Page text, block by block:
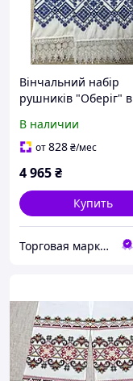
Вінчальний набір
рушників "Оберіг" в
(4 рушники)
В наличии
от828₴/мес
4 965₴
Купить
Торговая марка "Світ вишивки" Рівненський виробник вишитих виробів